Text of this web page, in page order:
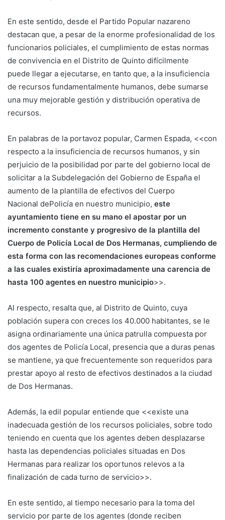
En este sentido, desde el Partido Popular nazareno
destacan que, a pesar de la enorme profesionalidad de los
funcionarios policiales, el cumplimiento de estas normas
de convivencia en el Distrito de Quinto difícilmente
puede llegar a ejecutarse, en tanto que, a la insuficiencia
de recursos fundamentalmente humanos, debe sumarse
una muy mejorable gestión y distribución operativa de
recursos.
En palabras de la portavoz popular, Carmen Espada, <<con
respecto a la insuficiencia de recursos humanos, y sin
perjuicio de la posibilidad por parte del gobierno local de
solicitar a la Subdelegación del Gobierno de España el
aumento de la plantilla de efectivos del Cuerpo
Nacional dePolicía en nuestro municipio, este
ayuntamiento tiene en su mano el apostar por un
incremento constante y progresivo de la plantilla del
Cuerpo de Policía Local de Dos Hermanas, cumpliendo de
esta forma con las recomendaciones europeas conforme
a las cuales existiría aproximadamente una carencia de
hasta 100 agentes en nuestro municipio>>.
Al respecto, resalta que, al Distrito de Quinto, cuya
población supera con creces los 40.000 habitantes, se le
asigna ordinariamente una única patrulla compuesta por
dos agentes de Policía Local, presencia que a duras penas
se mantiene, ya que frecuentemente son requeridos para
prestar apoyo al resto de efectivos destinados a la ciudad
de Dos Hermanas.
Además, la edil popular entiende que <<existe una
inadecuada gestión de los recursos policiales, sobre todo
teniendo en cuenta que los agentes deben desplazarse
hasta las dependencias policiales situadas en Dos
Hermanas para realizar los oportunos relevos a la
finalización de cada turno de servicio>>.
En este sentido, al tiempo necesario para la toma del
servicio por parte de los agentes (donde reciben